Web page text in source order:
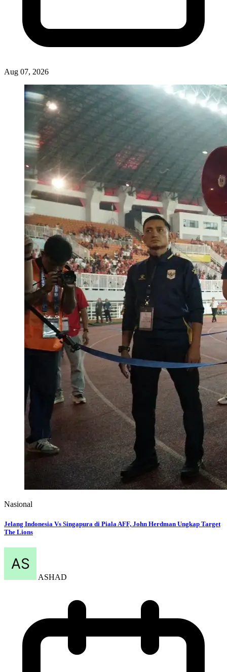
Aug 07, 2026
Nasional
Jelang Indonesia Vs Singapura di Piala AFF, John Herdman Ungkap Target
The Lions
ASHAD